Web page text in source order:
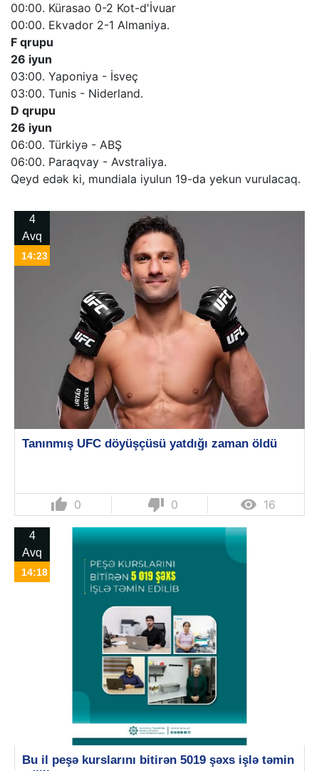
00:00. Kürasao 0-2 Kot-d'İvuar
00:00. Ekvador 2-1 Almaniya.
F qrupu
26 iyun
03:00. Yaponiya - İsveç
03:00. Tunis - Niderland.
D qrupu
26 iyun
06:00. Türkiyə - ABŞ
06:00. Paraqvay - Avstraliya.
Qeyd edək ki, mundiala iyulun 19-da yekun vurulacaq.
4
Avq
14:23
Tanınmış UFC döyüşçüsü yatdığı zaman öldü
thumb_up 0 thumb_down 0  16
4
Avq
14:18
Bu il peşə kurslarını bitirən 5019 şəxs işlə təmin